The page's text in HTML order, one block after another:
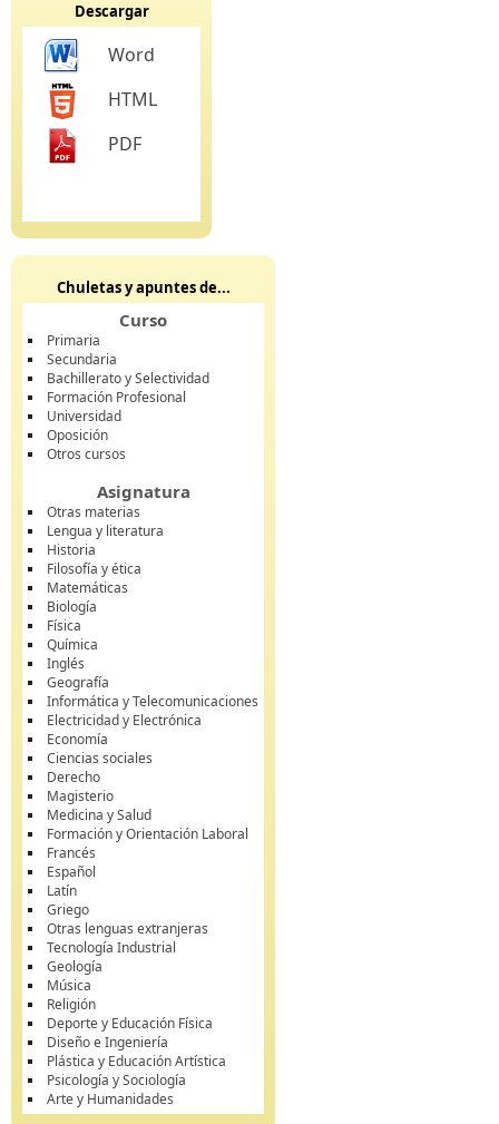
Descargar
Word
HTML
PDF
Chuletas y apuntes de...
Curso
Primaria
Secundaria
Bachillerato y Selectividad
Formación Profesional
Universidad
Oposición
Otros cursos
Asignatura
Otras materias
Lengua y literatura
Historia
Filosofía y ética
Matemáticas
Biología
Física
Química
Inglés
Geografía
Informática y Telecomunicaciones
Electricidad y Electrónica
Economía
Ciencias sociales
Derecho
Magisterio
Medicina y Salud
Formación y Orientación Laboral
Francés
Español
Latín
Griego
Otras lenguas extranjeras
Tecnología Industrial
Geología
Música
Religión
Deporte y Educación Física
Diseño e Ingeniería
Plástica y Educación Artística
Psicología y Sociología
Arte y Humanidades